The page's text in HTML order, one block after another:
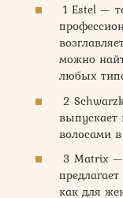
1 Estel —
можно
любых
2
выпускает
волосами
3 Matrix —
как для